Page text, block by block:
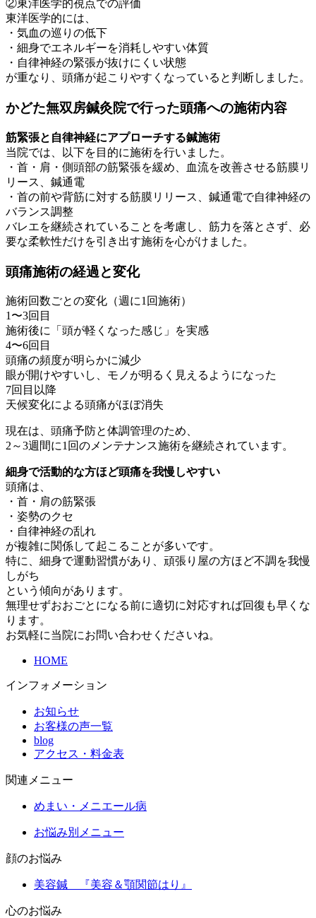
②東洋医学的視点での評価
東洋医学的には、
・気血の巡りの低下
・細身でエネルギーを消耗しやすい体質
・自律神経の緊張が抜けにくい状態
が重なり、頭痛が起こりやすくなっていると判断しました。
かどた無双房鍼灸院で行った頭痛への施術内容
筋緊張と自律神経にアプローチする鍼施術
当院では、以下を目的に施術を行いました。
・首・肩・側頭部の筋緊張を緩め、血流を改善させる筋膜リ
リース、鍼通電
・首の前や背筋に対する筋膜リリース、鍼通電で自律神経の
バランス調整
バレエを継続されていることを考慮し、筋力を落とさず、必
要な柔軟性だけを引き出す施術を心がけました。
頭痛施術の経過と変化
施術回数ごとの変化（週に1回施術）
1〜3回目
施術後に「頭が軽くなった感じ」を実感
4〜6回目
頭痛の頻度が明らかに減少
眼が開けやすいし、モノが明るく見えるようになった
7回目以降
天候変化による頭痛がほぼ消失
現在は、頭痛予防と体調管理のため、
2～3週間に1回のメンテナンス施術を継続されています。
細身で活動的な方ほど頭痛を我慢しやすい
頭痛は、
・首・肩の筋緊張
・姿勢のクセ
・自律神経の乱れ
が複雑に関係して起こることが多いです。
特に、細身で運動習慣があり、頑張り屋の方ほど不調を我慢
しがち
という傾向があります。
無理せずおおごとになる前に適切に対応すれば回復も早くな
ります。
お気軽に当院にお問い合わせくださいね。
HOME
インフォメーション
お知らせ
お客様の声一覧
blog
アクセス・料金表
関連メニュー
めまい・メニエール病
お悩み別メニュー
顔のお悩み
美容鍼 『美容＆顎関節はり』
心のお悩み